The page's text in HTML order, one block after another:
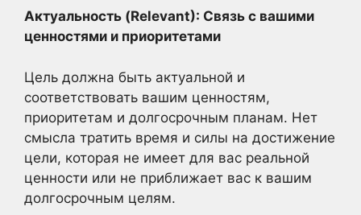
Актуальность (Relevant): Связь с вашими
ценностями и приоритетами
Цель должна быть актуальной и
соответствовать вашим ценностям,
приоритетам и долгосрочным планам. Нет
смысла тратить время и силы на достижение
цели, которая не имеет для вас реальной
ценности или не приближает вас к вашим
долгосрочным целям.